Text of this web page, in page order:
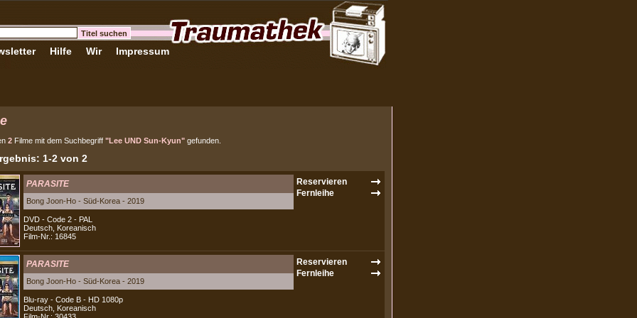
Hilfe Wir Impressum
2 Filme mit dem Suchbegriff "Lee UND Sun-Kyun" gefunden.
1-2 von 2
PARASITE
Bong Joon-Ho - Süd-Korea - 2019
DVD - Code 2 - PAL
Deutsch, Koreanisch
Film-Nr.: 16845
PARASITE
Bong Joon-Ho - Süd-Korea - 2019
Blu-ray - Code B - HD 1080p
Deutsch, Koreanisch